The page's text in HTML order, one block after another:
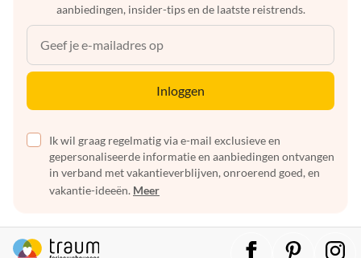
aanbiedingen, insider-tips en de laatste reistrends.
Inloggen
Ik wil graag regelmatig via e-mail exclusieve en
gepersonaliseerde informatie en aanbiedingen ontvangen
in verband met vakantieverblijven, onroerend goed, en
vakantie-ideeën. Meer